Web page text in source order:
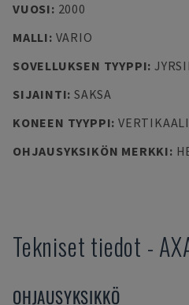
VUOSI: 2000
MALLI: VARIO
SOVELLUKSEN TYYPPI:
SIJAINTI: SAKSA
KONEEN TYYPPI:
OHJAUSYKSIKÖN MERKKI:
Tekniset tiedot -
OHJAUSYKSIKKÖ